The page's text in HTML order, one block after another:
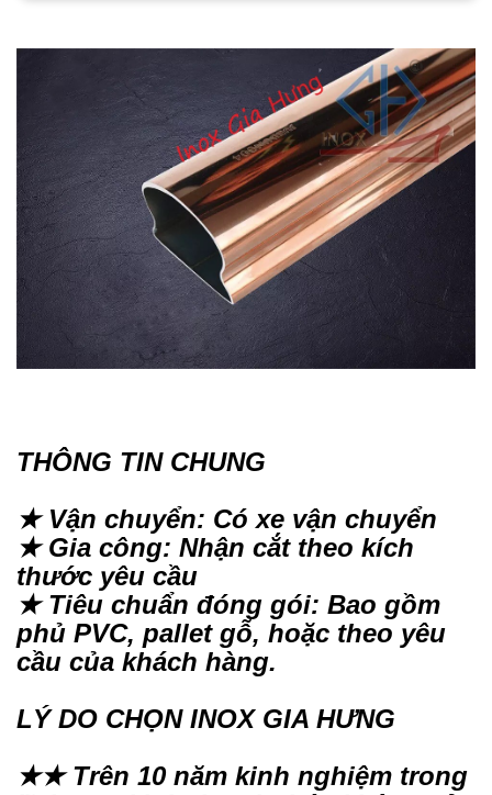
THÔNG TIN CHUNG
★ Vận chuyển: Có xe vận chuyển
★ Gia công: Nhận cắt theo kích
thước yêu cầu
★ Tiêu chuẩn đóng gói: Bao gồm
phủ PVC, pallet gỗ, hoặc theo yêu
cầu của khách hàng.
LÝ DO CHỌN INOX GIA HƯNG
★★ Trên 10 năm kinh nghiệm trong